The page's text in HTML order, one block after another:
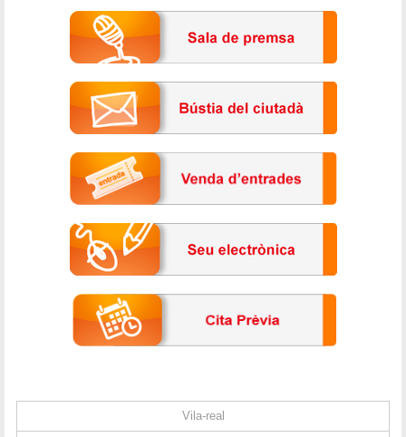
Vila-real